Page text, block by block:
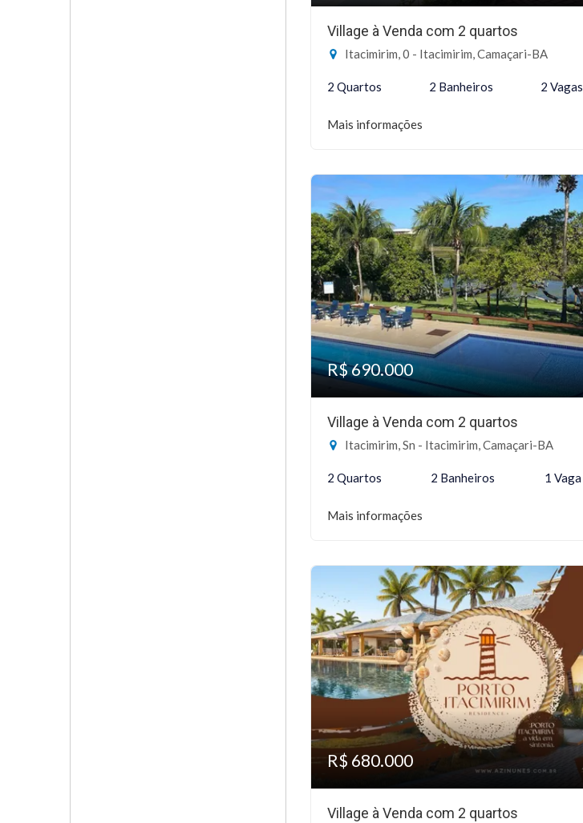
Village à Venda com 2 quartos
Itacimirim, 0 - Itacimirim, Camaçari-BA
2 Quartos 2 Banheiros 2 Vagas
Mais informações
R$ 690.000
Village à Venda com 2 quartos
Itacimirim, Sn - Itacimirim, Camaçari-BA
2 Quartos 2 Banheiros 1 Vaga
Mais informações
R$ 680.000
Village à Venda com 2 quartos